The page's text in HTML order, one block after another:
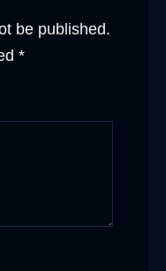
be published.
*